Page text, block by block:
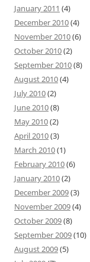
January 2011 (4)
December 2010(4)
November 2010(6)
October 2010(2)
September 2010(8)
August 2010(4)
July 2010(2)
June 2010(8)
May 2010(2)
April 2010(3)
March 2010(1)
February 2010(6)
January 2010(2)
December 2009(3)
November 2009(4)
October 2009(8)
September 2009(10)
August 2009(5)